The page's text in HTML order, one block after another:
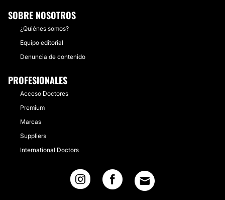
SOBRE NOSOTROS
¿Quiénes somos?
Equipo editorial
Denuncia de contenido
PROFESIONALES
Acceso Doctores
Premium
Marcas
Suppliers
International Doctors